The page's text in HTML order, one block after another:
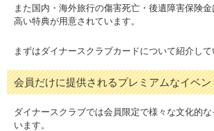
また国内・海外旅行の傷害死亡・後遺障害保険
高い特典が用意されています。
まずはダイナースクラブカードについて紹介して
会員だけに提供されるプレミアムなイベン
ダイナースクラブでは会員限定で様々な文化的
います。